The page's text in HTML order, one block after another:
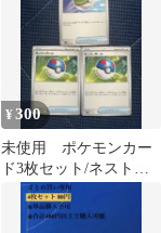
¥300
未使用 ポケモンカー
ド3枚セット/ネストボ
ール スーパーボール